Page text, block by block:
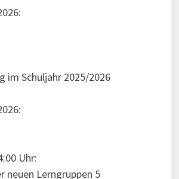
im Schuljahr 2025/2026
Uhr:
neuen Lerngruppen 5